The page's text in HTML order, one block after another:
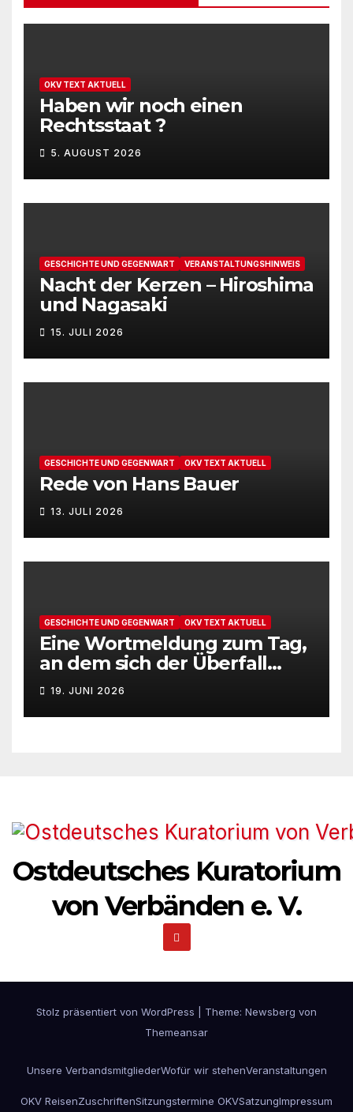
OKV TEXT AKTUELL
Haben wir noch einen
Rechtsstaat ?
5. AUGUST 2026
GESCHICHTE UND GEGENWART VERANSTALTUNGSHINWEIS
Nacht der Kerzen – Hiroshima
und Nagasaki
15. JULI 2026
GESCHICHTE UND GEGENWART OKV TEXT AKTUELL
Rede von Hans Bauer
13. JULI 2026
GESCHICHTE UND GEGENWART OKV TEXT AKTUELL
Eine Wortmeldung zum Tag,
an dem sich der Überfall
Deutschlands auf die UdSSR
1941 zum 85. Male jährt
19. JUNI 2026
Ostdeutsches Kuratorium
von Verbänden e. V.
Stolz präsentiert von WordPress Theme: Newsberg von
Themeansar
Unsere VerbandsmitgliederWofür wir stehenVeranstaltungen
OKV ReisenZuschriftenSitzungstermine OKVSatzungImpressum